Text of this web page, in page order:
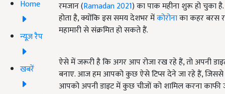
Home
न्यूज़ रैप
खबरें
रमजान (Ramadan 2021) का पाक महीना शुरू हो चुका
होता है, क्योंकि इस समय देशभर मेंकोरोनाका कहर बरस
महामारी से संक्रमित हो सकते हैं.
ऐसे में जरूरी है कि अगर आप रोजा रख रहे हैं, तो अपनी
बनाए. आज हम आपको कुछ ऐसे टिप्स देने जा रहे हैं, जिससे
आपको अपनी डाइट में कुछ चीजों को शामिल करना काफी